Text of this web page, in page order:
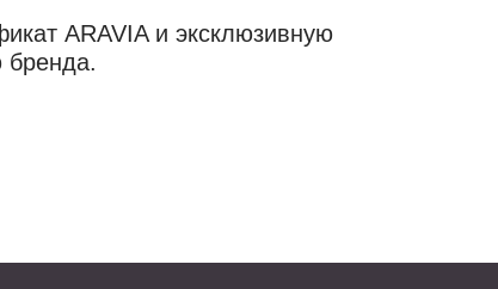
ARAVIA и эксклюзивную
бренда.